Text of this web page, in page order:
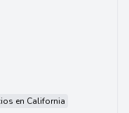
en California